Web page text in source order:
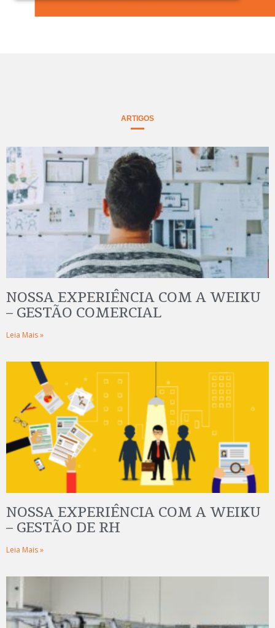
ARTIGOS
NOSSA EXPERIÊNCIA COM A WEIKU
– GESTÃO COMERCIAL
Leia Mais »
NOSSA EXPERIÊNCIA COM A WEIKU
– GESTÃO DE RH
Leia Mais »